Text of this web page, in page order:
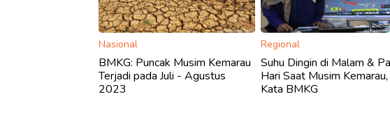
Nasional
BMKG: Puncak Musim Kemarau
Terjadi pada Juli - Agustus
2023
Regional
Suhu Dingin di Malam &
Hari Saat Musim Kemarau,
Kata BMKG